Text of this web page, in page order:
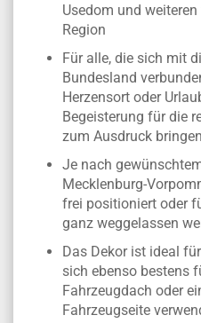
Usedom und
Region
Für alle, die sich mit
Bundesland
Herzensort oder
Begeisterung für die
zum Ausdruck
Je nach
Mecklenburg-
frei positioniert oder
ganz weggelassen
Das Dekor ist ideal
sich ebenso bestens
Fahrzeugdach oder
Fahrzeugseite